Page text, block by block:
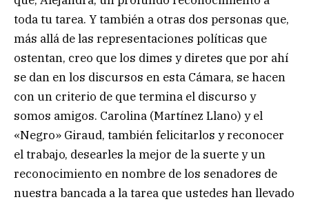
toda tu tarea. Y también a otras dos personas que,
más allá de las representaciones políticas que
ostentan, creo que los dimes y diretes que por ahí
se dan en los discursos en esta Cámara, se hacen
con un criterio de que termina el discurso y
somos amigos. Carolina (Martínez Llano) y el
«Negro» Giraud, también felicitarlos y reconocer
el trabajo, desearles la mejor de la suerte y un
reconocimiento en nombre de los senadores de
nuestra bancada a la tarea que ustedes han llevado